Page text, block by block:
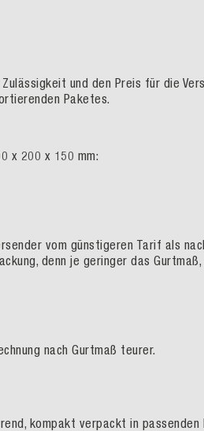
und den Preis für die
Paketes.
x 200 x 150 mm:
vom günstigeren Tarif als
denn je geringer das
nach Gurtmaß teurer.
kompakt verpackt in